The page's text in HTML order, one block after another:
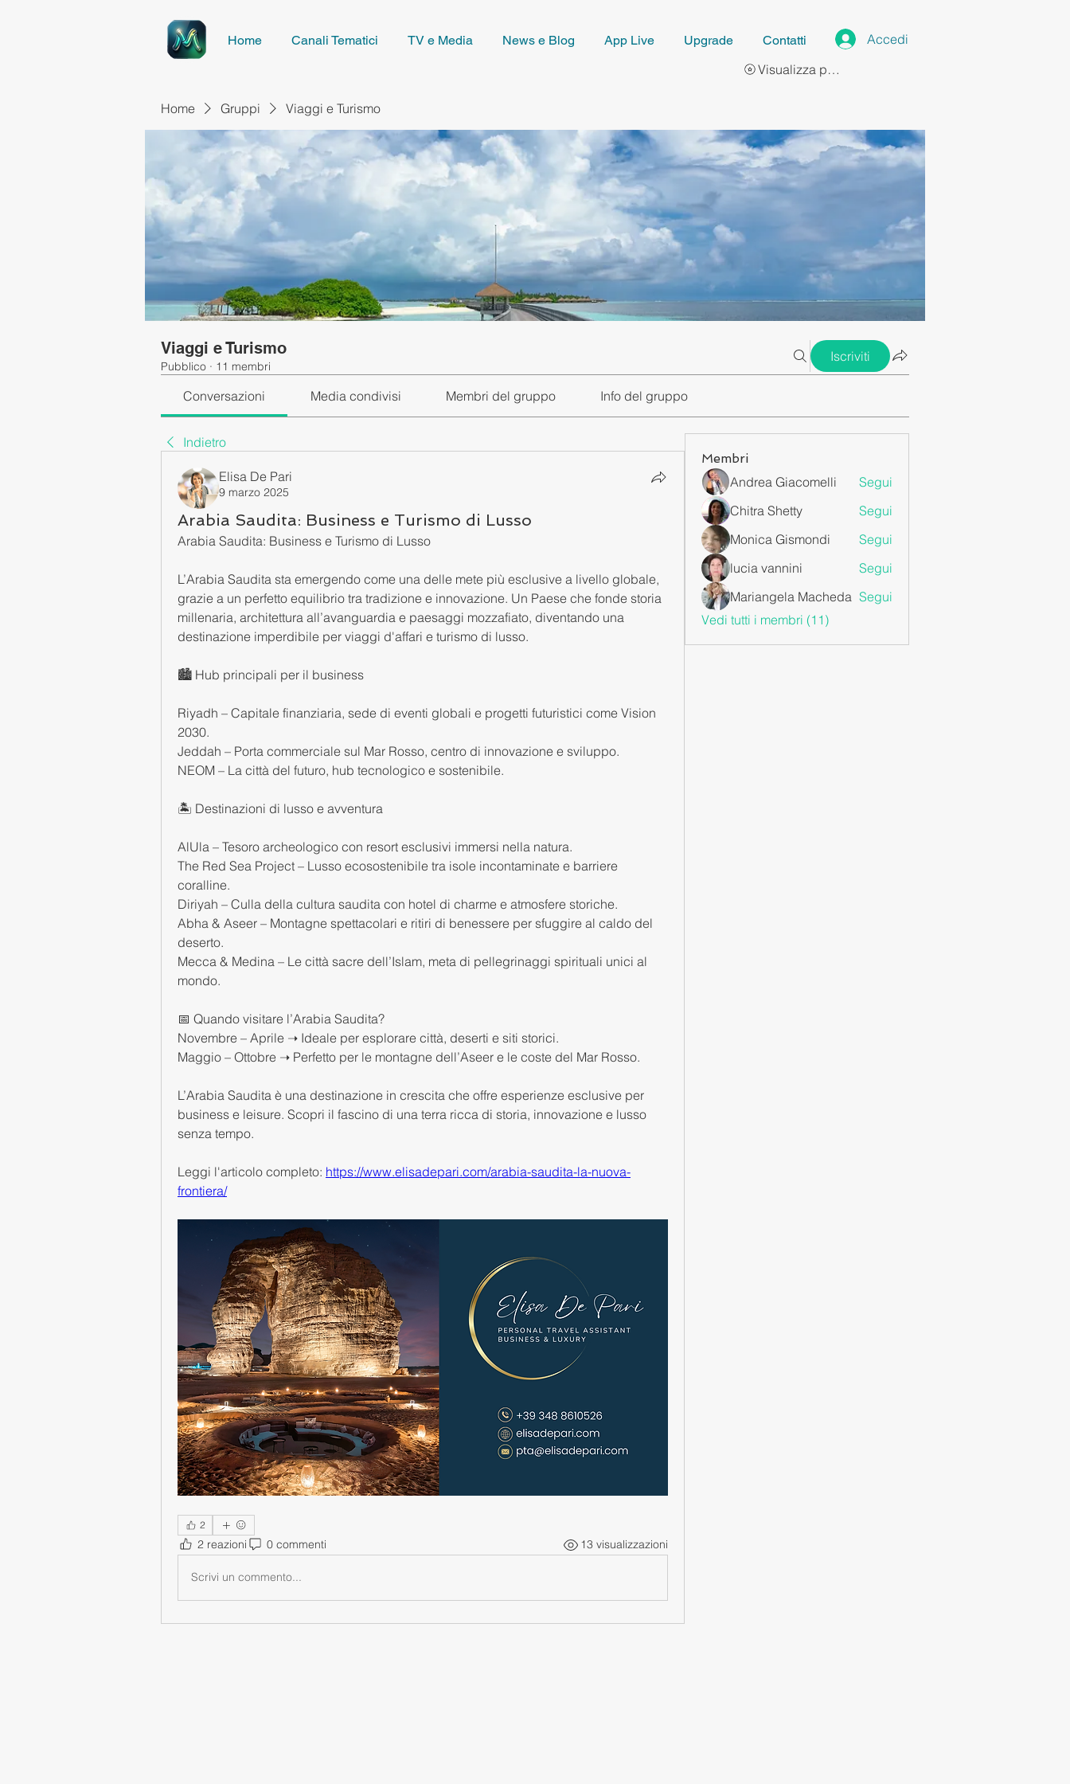
Home Canali Tematici TV e Media News e Blog App Live Upgrade Contatti
Accedi
Visualizza punti
Home Gruppi Viaggi e Turismo
Viaggi e Turismo
Pubblico · 11 membri
Iscriviti
Conversazioni Media condivisi Membri del gruppo Info del gruppo
Indietro
Elisa De Pari
9 marzo 2025
Arabia Saudita: Business e Turismo di Lusso
Arabia Saudita: Business e Turismo di Lusso
L’Arabia Saudita sta emergendo come una delle mete più esclusive a livello globale,
grazie a un perfetto equilibrio tra tradizione e innovazione. Un Paese che fonde storia
millenaria, architettura all’avanguardia e paesaggi mozzafiato, diventando una
destinazione imperdibile per viaggi d'affari e turismo di lusso.
🏙️ Hub principali per il business
Riyadh – Capitale finanziaria, sede di eventi globali e progetti futuristici come Vision
2030.
Jeddah – Porta commerciale sul Mar Rosso, centro di innovazione e sviluppo.
NEOM – La città del futuro, hub tecnologico e sostenibile.
🏝️ Destinazioni di lusso e avventura
AlUla – Tesoro archeologico con resort esclusivi immersi nella natura.
The Red Sea Project – Lusso ecosostenibile tra isole incontaminate e barriere
coralline.
Diriyah – Culla della cultura saudita con hotel di charme e atmosfere storiche.
Abha & Aseer – Montagne spettacolari e ritiri di benessere per sfuggire al caldo del
deserto.
Mecca & Medina – Le città sacre dell’Islam, meta di pellegrinaggi spirituali unici al
mondo.
📅 Quando visitare l’Arabia Saudita?
Novembre – Aprile ➝ Ideale per esplorare città, deserti e siti storici.
Maggio – Ottobre ➝ Perfetto per le montagne dell’Aseer e le coste del Mar Rosso.
L’Arabia Saudita è una destinazione in crescita che offre esperienze esclusive per
business e leisure. Scopri il fascino di una terra ricca di storia, innovazione e lusso
senza tempo.
Leggi l'articolo completo: https://www.elisadepari.com/arabia-saudita-la-nuova-
frontiera/
2
2 reazioni 0 commenti 13 visualizzazioni
Scrivi un commento...
Membri
Andrea Giacomelli
Segui
Chitra Shetty
Segui
Monica Gismondi
Segui
lucia vannini
Segui
Mariangela Macheda Segui
Vedi tutti i membri (11)